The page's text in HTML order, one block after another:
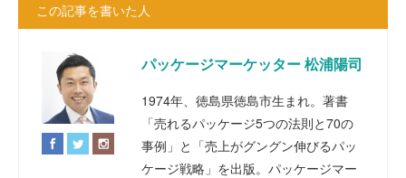
この記事を書いた人
パッケージマーケッター 松浦陽司
1974年、徳島県徳島市生まれ。著書
「売れるパッケージ5つの法則と70の
事例」と「売上がグングン伸びるパッ
ケージ戦略」を出版。パッケージマー